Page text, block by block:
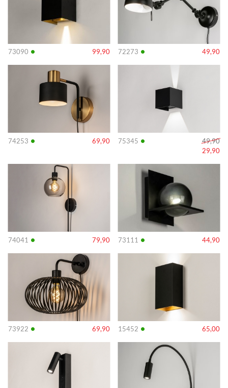
73090 • 99,90 72273 • 49,90
74253 • 69,90
Info
75345 •
49,90
29,90
Info
74041 • 79,90
Info
73111 • 44,90
Info
73922 • 69,90
Info
15452 • 65,00
Info
Info Info